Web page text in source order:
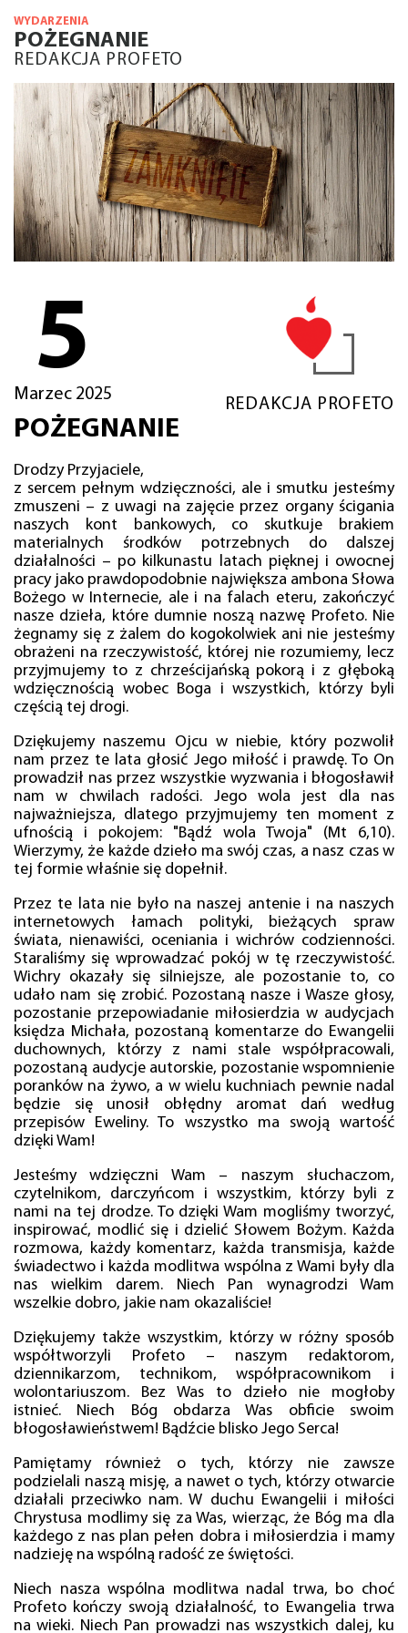
WYDARZENIA
POŻEGNANIE
REDAKCJA PROFETO
5
Marzec 2025
REDAKCJA PROFETO
POŻEGNANIE
Drodzy Przyjaciele,
z sercem pełnym wdzięczności, ale i smutku jesteśmy
zmuszeni – z uwagi na zajęcie przez organy ścigania
naszych kont bankowych, co skutkuje brakiem
materialnych środków potrzebnych do dalszej
działalności – po kilkunastu latach pięknej i owocnej
pracy jako prawdopodobnie największa ambona Słowa
Bożego w Internecie, ale i na falach eteru, zakończyć
nasze dzieła, które dumnie noszą nazwę Profeto. Nie
żegnamy się z żalem do kogokolwiek ani nie jesteśmy
obrażeni na rzeczywistość, której nie rozumiemy, lecz
przyjmujemy to z chrześcijańską pokorą i z głęboką
wdzięcznością wobec Boga i wszystkich, którzy byli
częścią tej drogi.
Dziękujemy naszemu Ojcu w niebie, który pozwolił
nam przez te lata głosić Jego miłość i prawdę. To On
prowadził nas przez wszystkie wyzwania i błogosławił
nam w chwilach radości. Jego wola jest dla nas
najważniejsza, dlatego przyjmujemy ten moment z
ufnością i pokojem: "Bądź wola Twoja" (Mt 6,10).
Wierzymy, że każde dzieło ma swój czas, a nasz czas w
tej formie właśnie się dopełnił.
Przez te lata nie było na naszej antenie i na naszych
internetowych łamach polityki, bieżących spraw
świata, nienawiści, oceniania i wichrów codzienności.
Staraliśmy się wprowadzać pokój w tę rzeczywistość.
Wichry okazały się silniejsze, ale pozostanie to, co
udało nam się zrobić. Pozostaną nasze i Wasze głosy,
pozostanie przepowiadanie miłosierdzia w audycjach
księdza Michała, pozostaną komentarze do Ewangelii
duchownych, którzy z nami stale współpracowali,
pozostaną audycje autorskie, pozostanie wspomnienie
poranków na żywo, a w wielu kuchniach pewnie nadal
będzie się unosił obłędny aromat dań według
przepisów Eweliny. To wszystko ma swoją wartość
dzięki Wam!
Jesteśmy wdzięczni Wam – naszym słuchaczom,
czytelnikom, darczyńcom i wszystkim, którzy byli z
nami na tej drodze. To dzięki Wam mogliśmy tworzyć,
inspirować, modlić się i dzielić Słowem Bożym. Każda
rozmowa, każdy komentarz, każda transmisja, każde
świadectwo i każda modlitwa wspólna z Wami były dla
nas wielkim darem. Niech Pan wynagrodzi Wam
wszelkie dobro, jakie nam okazaliście!
Dziękujemy także wszystkim, którzy w różny sposób
współtworzyli Profeto – naszym redaktorom,
dziennikarzom, technikom, współpracownikom i
wolontariuszom. Bez Was to dzieło nie mogłoby
istnieć. Niech Bóg obdarza Was obficie swoim
błogosławieństwem! Bądźcie blisko Jego Serca!
Pamiętamy również o tych, którzy nie zawsze
podzielali naszą misję, a nawet o tych, którzy otwarcie
działali przeciwko nam. W duchu Ewangelii i miłości
Chrystusa modlimy się za Was, wierząc, że Bóg ma dla
każdego z nas plan pełen dobra i miłosierdzia i mamy
nadzieję na wspólną radość ze świętości.
Niech nasza wspólna modlitwa nadal trwa, bo choć
Profeto kończy swoją działalność, to Ewangelia trwa
na wieki. Niech Pan prowadzi nas wszystkich dalej, ku